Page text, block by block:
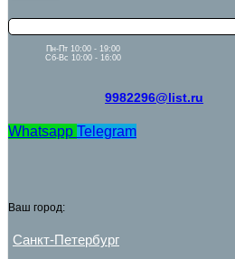
Пн-Пт 10:00 - 19:00
Сб-Вс 10:00 - 16:00
9982296@list.ru
Whatsapp Telegram
Ваш город:
Санкт-Петербург